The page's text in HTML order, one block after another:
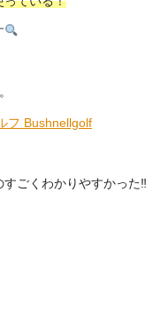
フ Bushnellgolf
ごくわかりやすかった‼